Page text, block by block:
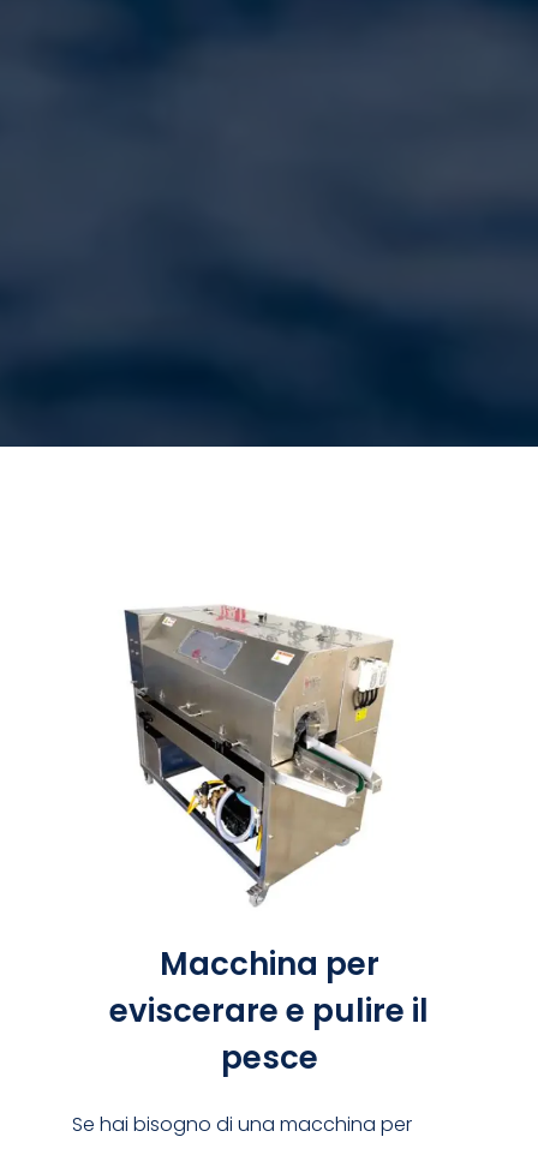
Macchina per
eviscerare e pulire il
pesce
Se hai bisogno di una macchina per